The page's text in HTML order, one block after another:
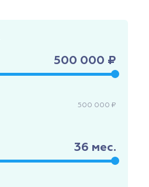
500 000 ₽
500 000 ₽
36 мес.